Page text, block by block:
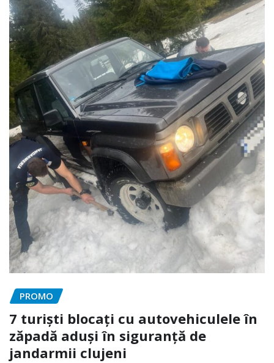
PROMO
7 turiști blocați cu autovehiculele în
zăpadă aduși în siguranță de
jandarmii clujeni